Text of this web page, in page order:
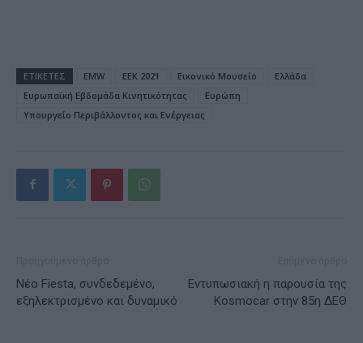
ΕΤΙΚΕΤΕΣ EMW ΕΕΚ 2021 Εικονικό Μουσείο
Ελλάδα
Ευρωπαϊκή Εβδομάδα Κινητικότητας
Ευρώπη
Υπουργείο Περιβάλλοντος και Ενέργειας
Νέο Fiesta, συνδεδεμένο,
εξηλεκτρισμένο και δυναμικό
Εντυπωσιακή η παρουσία της
Kosmocar στην 85η ΔΕΘ